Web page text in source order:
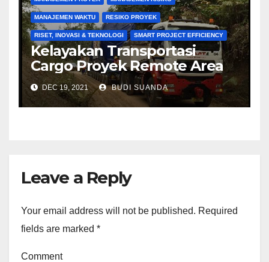
MANAJEMEN WAKTU RESIKO PROYEK
RISET, INOVASI & TEKNOLOGI SMART PROJECT EFFICIENCY
Kelayakan Transportasi
Cargo Proyek Remote Area
DEC 19, 2021 BUDI SUANDA
Leave a Reply
Your email address will not be published. Required
fields are marked *
Comment